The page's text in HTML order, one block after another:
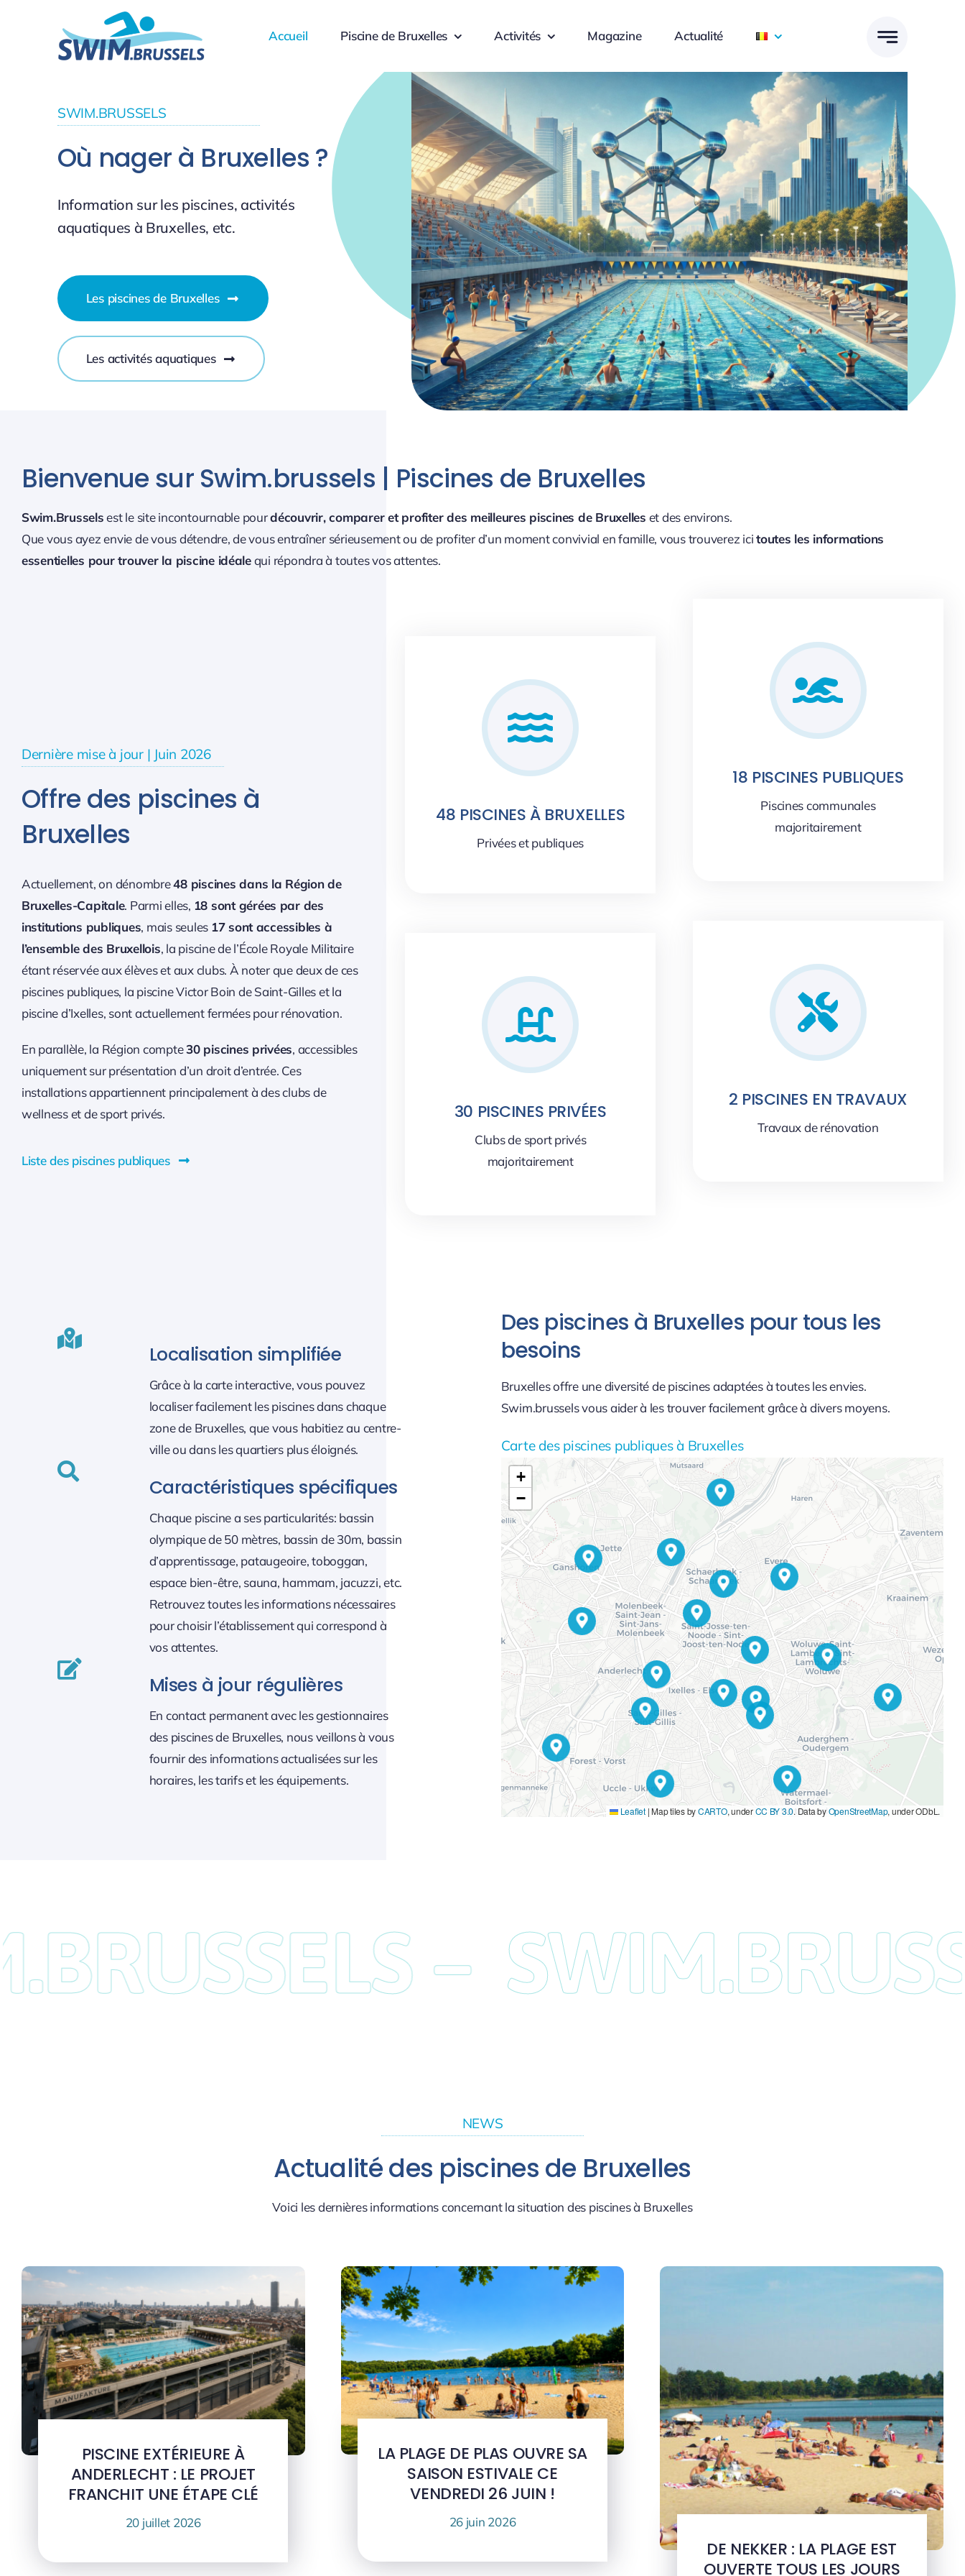
Accueil Piscine de Bruxelles Activités Magazine Actualité
SWIM.BRUSSELS
Où nager à Bruxelles ?
Information sur les piscines, activités
aquatiques à Bruxelles, etc.
Les piscines de Bruxelles
Les activités aquatiques
Bienvenue sur Swim.brussels | Piscines de Bruxelles
Swim.Brusselsest le site incontournable pourdécouvrir, comparer et profiter des meilleures piscines de Bruxelles et des environs.
Que vous ayez envie de vous détendre, de vous entraîner sérieusement ou de profiter d’un moment convivial en famille, vous trouverez icitoutes les informations
essentielles pour trouver la piscine idéalequi répondra à toutes vos attentes.
Dernière mise à jour | Juin 2026
Offre des piscines à
Bruxelles
Actuellement, on dénombre48 piscines dans la Région de
Bruxelles-Capitale. Parmi elles, 18 sont gérées par des
institutions publiques, mais seules 17 sont accessibles à
l’ensemble des Bruxellois, la piscine de l’École Royale Militaire
étant réservée aux élèves et aux clubs. À noter que deux de ces
piscines publiques, la piscine Victor Boin de Saint-Gilles et la
piscine d’Ixelles, sont actuellement fermées pour rénovation.
En parallèle, la Région compte30 piscines privées, accessibles
uniquement sur présentation d’un droit d’entrée. Ces
installations appartiennent principalement à des clubs de
wellness et de sport privés.
Liste des piscines publiques
48 PISCINES À BRUXELLES
Privées et publiques
30 PISCINES PRIVÉES
Clubs de sport privés
majoritairement
18 PISCINES PUBLIQUES
Piscines communales
majoritairement
2 PISCINES EN TRAVAUX
Travaux de rénovation
Localisation simplifiée
Grâce à la carte interactive, vous pouvez
localiser facilement les piscines dans chaque
zone de Bruxelles, que vous habitiez au centre-
ville ou dans les quartiers plus éloignés.
Caractéristiques spécifiques
Chaque piscine a ses particularités: bassin
olympique de 50 mètres, bassin de 30m, bassin
d’apprentissage, pataugeoire, toboggan,
espace bien-être, sauna, hammam, jacuzzi, etc.
Retrouvez toutes les informations nécessaires
pour choisir l’établissement qui correspond à
vos attentes.
Mises à jour régulières
En contact permanent avec les gestionnaires
des piscines de Bruxelles, nous veillons à vous
fournir des informations actualisées sur les
horaires, les tarifs et les équipements.
Des piscines à Bruxelles pour tous les
besoins
Bruxelles offre une diversité de piscines adaptées à toutes les envies.
Swim.brussels vous aider à les trouver facilement grâce à divers moyens.
Carte des piscines publiques à Bruxelles
+
−
Leaflet |Map tiles byCARTO, underCC BY 3.0. Data byOpenStreetMap, under ODbL.
–
NEWS
Actualité des piscines de Bruxelles
Voici les dernières informations concernant la situation des piscines à Bruxelles
PISCINE EXTÉRIEURE À
ANDERLECHT : LE PROJET
FRANCHIT UNE ÉTAPE CLÉ
20 juillet 2026
LA PLAGE DE PLAS OUVRE SA
SAISON ESTIVALE CE
VENDREDI 26 JUIN !
26 juin 2026
DE NEKKER : LA PLAGE EST
OUVERTE TOUS LES JOURS